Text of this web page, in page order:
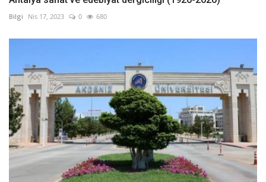
Bilgi Nis 17, 2023 0 680